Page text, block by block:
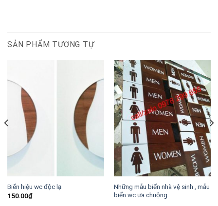
SẢN PHẨM TƯƠNG TỰ
Biển hiệu wc độc lạ
150.00₫
Những mẫu biển nhà vệ sinh , mẫu
biển wc ưa chuộng